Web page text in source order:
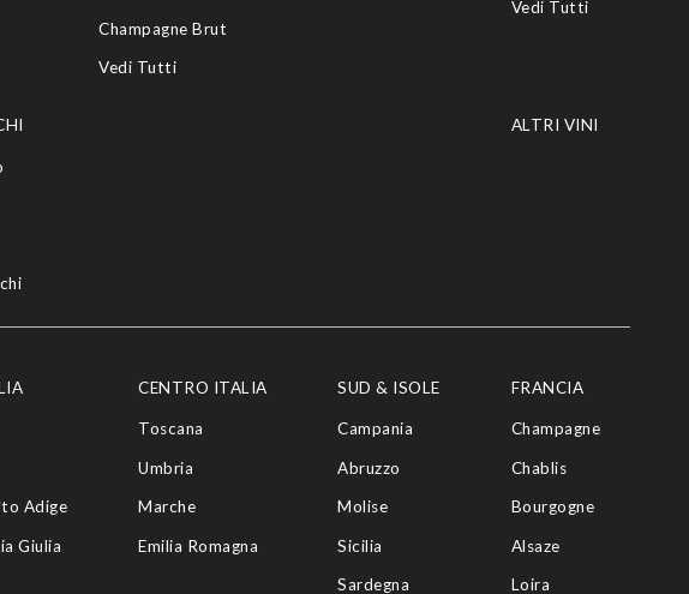
Champagne Brut
Vedi Tutti
Vedi Tutti
ALTRI VINI
Adige
Giulia
CENTRO ITALIA
Toscana
Umbria
Marche
Emilia Romagna
SUD & ISOLE
Campania
Abruzzo
Molise
Sicilia
Sardegna
FRANCIA
Champagne
Chablis
Bourgogne
Alsaze
Loira